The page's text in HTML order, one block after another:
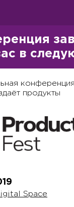
в
конференция
продукты
Space